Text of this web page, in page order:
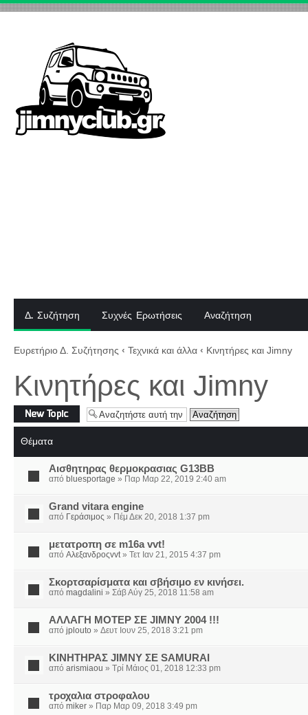
Δ. Συζήτηση Συχνές Ερωτήσεις Αναζήτηση
Ευρετήριο Δ. Συζήτησης ‹ Τεχνικά και άλλα ‹ Κινητήρες και Jimny
Κινητήρες και Jimny
Δημιουργία νέου
θέματος
Θέματα
Αισθητηρας θερμοκρασιας G13BB
από bluesportage » Παρ Μαρ 22, 2019 2:40 am
Grand vitara engine
από Γεράσιμος » Πέμ Δεκ 20, 2018 1:37 pm
μετατροπη σε m16a vvt!
από Αλεξανδροςvvt» Τετ Ιαν 21, 2015 4:37 pm
Σκορτσαρίσματα και σβήσιμο εν κινήσει.
από magdalini » Σάβ Αύγ 25, 2018 11:58 am
ΑΛΛΑΓΗ ΜΟΤΕΡ ΣΕ JIMNY 2004 !!!
από jplouto » Δευτ Ιουν 25, 2018 3:21 pm
ΚΙΝΗΤΗΡΑΣ JIMNY ΣΕ SAMURAI
από arismiaou » Τρί Μάιος 01, 2018 12:33 pm
τροχαλια στροφαλου
από miker » Παρ Μαρ 09, 2018 3:49 pm